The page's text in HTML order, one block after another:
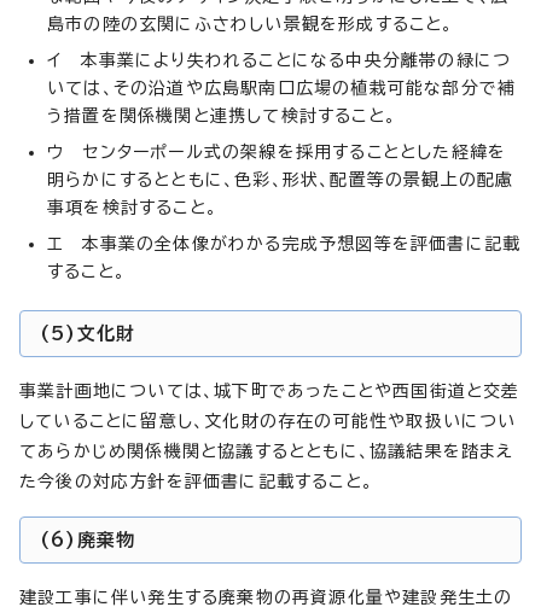
島市の陸の玄関にふさわしい景観を形成すること。
イ 本事業により失われることになる中央分離帯の緑につ
いては、その沿道や広島駅南口広場の植栽可能な部分で補
う措置を関係機関と連携して検討すること。
ウ センターポール式の架線を採用することとした経緯を
明らかにするとともに、色彩、形状、配置等の景観上の配慮
事項を検討すること。
エ 本事業の全体像がわかる完成予想図等を評価書に記載
すること。
(5)文化財
事業計画地については、城下町であったことや西国街道と交差
していることに留意し、文化財の存在の可能性や取扱いについ
てあらかじめ関係機関と協議するとともに、協議結果を踏まえ
た今後の対応方針を評価書に記載すること。
(6)廃棄物
建設工事に伴い発生する廃棄物の再資源化量や建設発生土の